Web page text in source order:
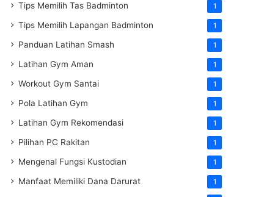
Tips Memilih Tas Badminton 1
Tips Memilih Lapangan Badminton 1
Panduan Latihan Smash 1
Latihan Gym Aman 1
Workout Gym Santai 1
Pola Latihan Gym 1
Latihan Gym Rekomendasi 1
Pilihan PC Rakitan 1
Mengenal Fungsi Kustodian 1
Manfaat Memiliki Dana Darurat 1